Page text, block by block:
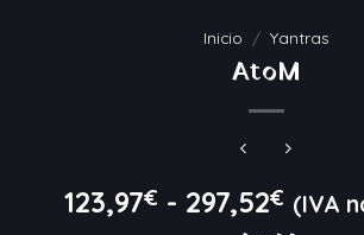
Inicio / Yantras
AtoM
123,97€ - 297,52€ (IVA